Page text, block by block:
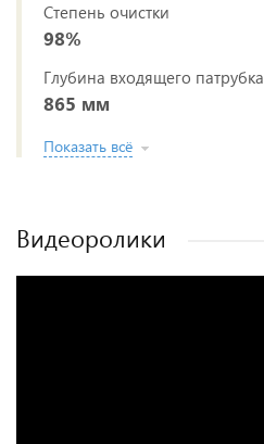
Степень очистки
98%
Глубина входящего патрубка
865 мм
Показать всё
Видеоролики